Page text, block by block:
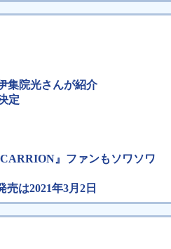
集院光さんが紹介
定
』ファンもソワソワ
は2021年3月2日